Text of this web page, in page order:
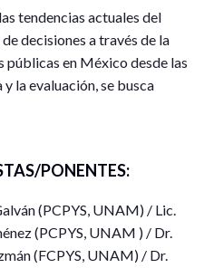
tendencias actuales del
decisiones a través de la
en México desde las
la evaluación, se busca
de estas disciplinas desde
PONENTES:
(PCPYS, UNAM) / Lic.
(PCPYS, UNAM ) / Dr.
(FCPYS, UNAM) / Dr.